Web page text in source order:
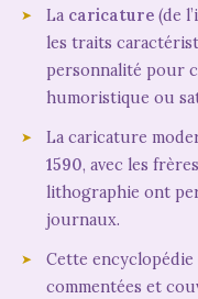
La caricature(de
les traits
personnalité pour
humoristique ou
La caricature
1590, avec les
lithographie ont
journaux.
Cette encyclopédie
commentées et